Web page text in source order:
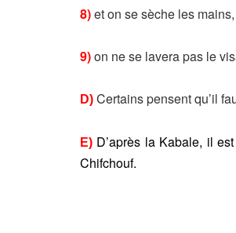
8)et on se sèche les mains,
9)on ne se lavera pas le
D) Certains pensent qu’il
E) D’après la Kabale, il
Chifchouf.